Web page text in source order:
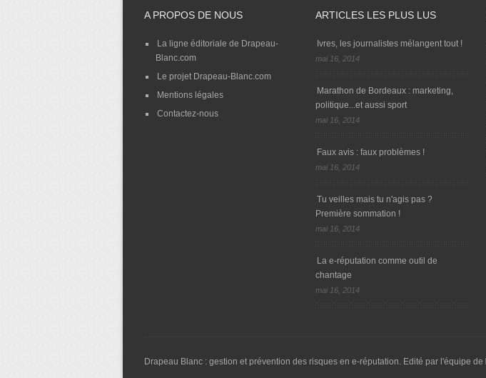
A PROPOS DE NOUS
La ligne éditoriale de Drapeau-
Blanc.com
Le projet Drapeau-Blanc.com
Mentions légales
Contactez-nous
ARTICLES LES PLUS LUS
Ivres, les journalistes mélangent tout !
mai 16, 2014
Marathon de Bordeaux : marketing,
politique...et aussi sport
mai 16, 2014
Faux avis : faux problèmes !
mai 16, 2014
Tu veilles mais tu n'agis pas ?
Première sommation !
mai 16, 2014
La e-réputation comme outil de
chantage
mai 16, 2014
Drapeau Blanc : gestion et prévention des risques en e-réputation. Edité par l'équipe de